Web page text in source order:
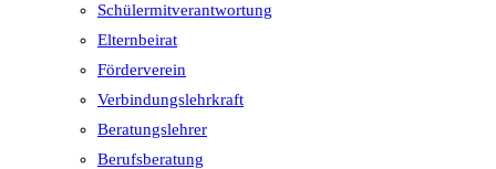
Schülermitverantwortung
Elternbeirat
Förderverein
Verbindungslehrkraft
Beratungslehrer
Berufsberatung